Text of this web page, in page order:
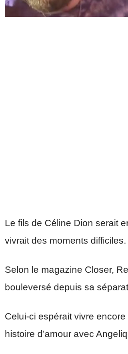
Le fils de Céline Dion serait
vivrait des moments difficiles.
Selon le magazine Closer,
bouleversé depuis sa
Celui-ci espérait vivre
histoire d’amour avec